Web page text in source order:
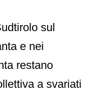
sul
e nei
restano
a svariati